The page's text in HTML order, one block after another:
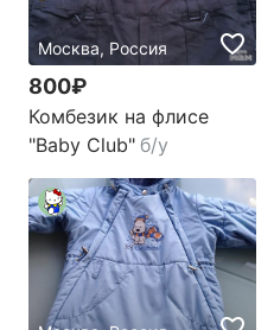
Москва, Россия
800₽
Комбезик на флисе
"Baby Club" б/у